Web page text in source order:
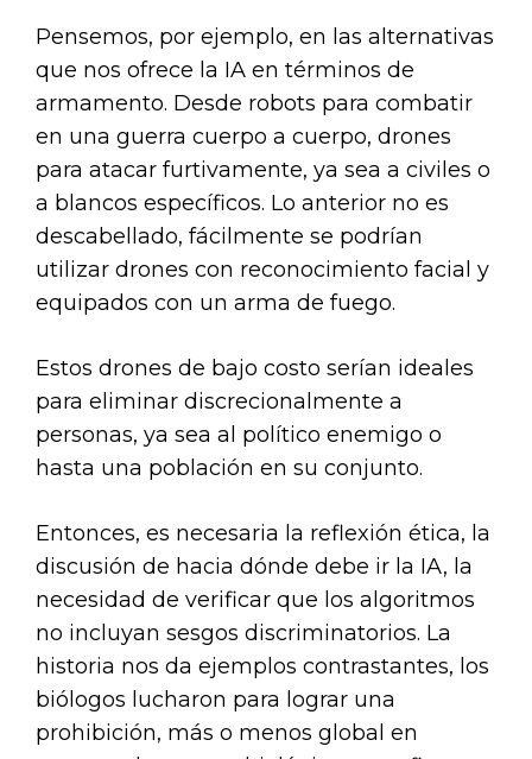
Pensemos, por ejemplo, en las alternativas
que nos ofrece la IA en términos de
armamento. Desde robots para combatir
en una guerra cuerpo a cuerpo, drones
para atacar furtivamente, ya sea a civiles o
a blancos específicos. Lo anterior no es
descabellado, fácilmente se podrían
utilizar drones con reconocimiento facial y
equipados con un arma de fuego.
Estos drones de bajo costo serían ideales
para eliminar discrecionalmente a
personas, ya sea al político enemigo o
hasta una población en su conjunto.
Entonces, es necesaria la reflexión ética, la
discusión de hacia dónde debe ir la IA, la
necesidad de verificar que los algoritmos
no incluyan sesgos discriminatorios. La
historia nos da ejemplos contrastantes, los
biólogos lucharon para lograr una
prohibición, más o menos global en